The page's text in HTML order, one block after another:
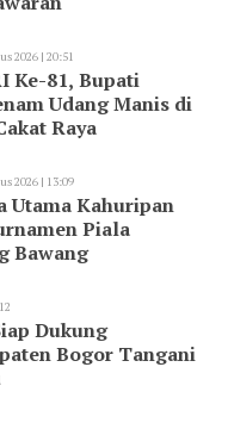
2026 | 20:51
Ke-81, Bupati
Udang Manis di
Raya
2026 | 13:09
Utama Kahuripan
Piala
Bawang
Dukung
Bogor Tangani